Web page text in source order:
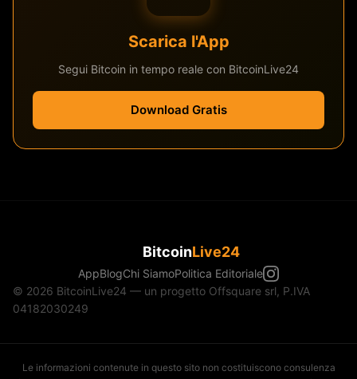
Scarica l'App
Segui Bitcoin in tempo reale con BitcoinLive24
Download Gratis
BitcoinLive24
AppBlogChi SiamoPolitica Editoriale
© 2026 BitcoinLive24 — un progetto Offsquare srl, P.IVA
04182030249
Le informazioni contenute in questo sito non costituiscono consulenza